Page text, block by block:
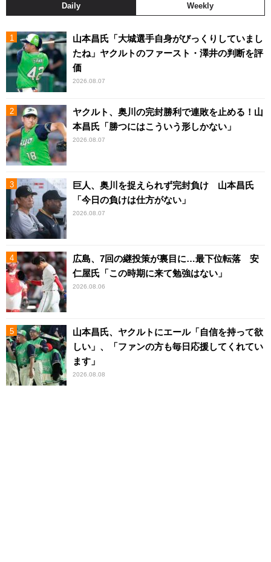
Daily Weekly
山本昌氏「大城選手自身がびっくりしていまし
たね」ヤクルトのファースト・澤井の判断を評
価
2026.08.07
ヤクルト、奥川の完封勝利で連敗を止める！山
本昌氏「勝つにはこういう形しかない」
2026.08.07
巨人、奥川を捉えられず完封負け 山本昌氏
「今日の負けは仕方がない」
2026.08.07
広島、7回の継投策が裏目に…最下位転落 安
仁屋氏「この時期に来て勉強はない」
2026.08.06
山本昌氏、ヤクルトにエール「自信を持って欲
しい」、「ファンの方も毎日応援してくれてい
ます」
2026.08.08